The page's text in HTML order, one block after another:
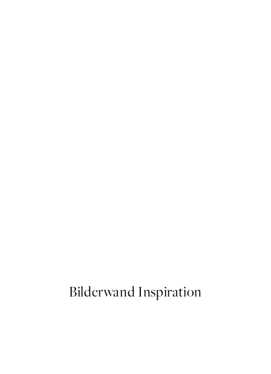
Bilderwand Inspiration